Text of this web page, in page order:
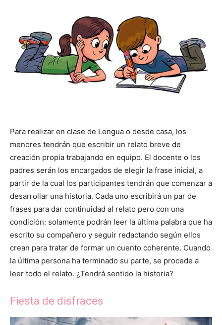
Para realizar en clase de Lengua o desde casa, los
menores tendrán que escribir un relato breve de
creación propia trabajando en equipo. El docente o los
padres serán los encargados de elegir la frase inicial, a
partir de la cual los participantes tendrán que comenzar a
desarrollar una historia. Cada uno escribirá un par de
frases para dar continuidad al relato pero con una
condición: solamente podrán leer la última palabra que ha
escrito su compañero y seguir redactando según ellos
crean para tratar de formar un cuento coherente. Cuando
la última persona ha terminado su parte, se procede a
leer todo el relato. ¿Tendrá sentido la historia?
Fiesta de disfraces